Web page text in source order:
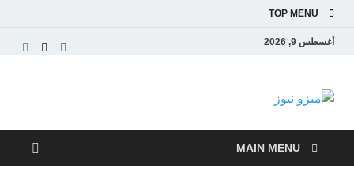
TOP MENU
أغسطس 9, 2026
ميزو نيوز
والاقتصادية
MAIN MENU